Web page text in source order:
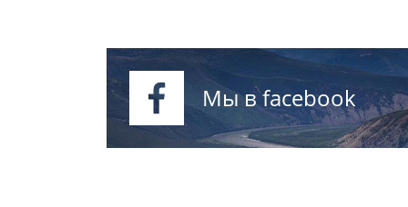
Мы в facebook